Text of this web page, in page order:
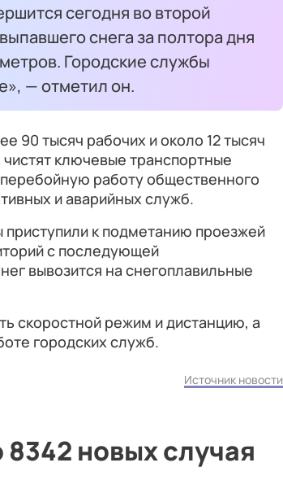
сегодня во второй
снега за полтора дня
Городские службы
— отметил он.
90 тысяч рабочих и около 12 тысяч
ключевые транспортные
работу общественного
и аварийных служб.
приступили к подметанию проезжей
с последующей
вывозится на снегоплавильные
скоростной режим и дистанцию, а
городских служб.
Источник новости
новых случая